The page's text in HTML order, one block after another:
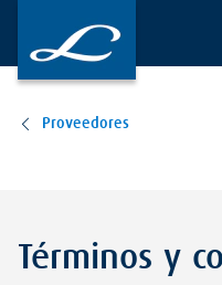
Proveedores
Términos y